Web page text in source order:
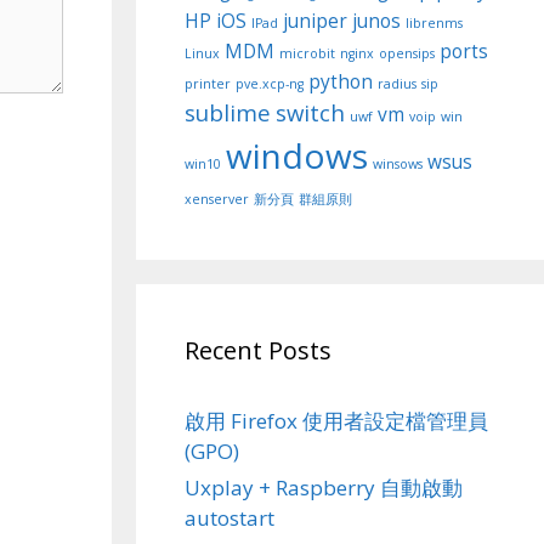
HP iOS IPad juniper junos librenms
Linux MDM microbit nginx opensips ports
printer pve.xcp-ng python radius sip
sublime switch uwf vm voip win
win10 windows winsows wsus
xenserver 新分頁 群組原則
Recent Posts
啟用 Firefox 使用者設定檔管理員
(GPO)
Uxplay + Raspberry 自動啟動
autostart